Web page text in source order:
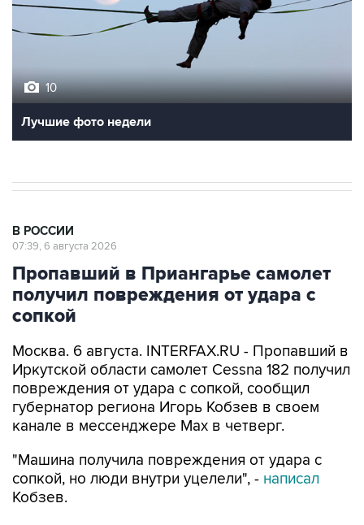
10
Лучшие фото недели
В РОССИИ
07:39, 6 августа 2026
Пропавший в Приангарье самолет
получил повреждения от удара с
сопкой
Москва. 6 августа. INTERFAX.RU - Пропавший в
Иркутской области самолет Cessna 182 получил
повреждения от удара с сопкой, сообщил
губернатор региона Игорь Кобзев в своем
канале в мессенджере Мах в четверг.
"Машина получила повреждения от удара с
сопкой, но люди внутри уцелели", - написал
Кобзев.